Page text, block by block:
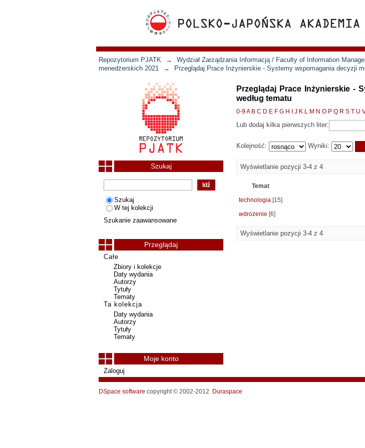
Repozytorium PJATK → Wydział Zarządzania Informacją / Faculty of Information
menedżerskich 2021
→ Przeglądaj Prace Inżynierskie - Systemy wspomagania decyzji
Przeglądaj Prace Inżynierskie -
według tematu
0-9A B C D E F G H J K L M N O P Q R S T U
Lub dodaj kilka pierwszych liter:
Kolejność: Wyniki:
Wyświetlanie pozycji 3-4 z 4
Temat
technologia [15]
wdrożenie [6]
Wyświetlanie pozycji 3-4 z 4
Szukaj
Szukaj
W tej kolekcji
Szukanie zaawansowane
Przeglądaj
Całe
Zbiory i kolekcje
Daty wydania
Autorzy
Tytuły
Tematy
Ta kolekcja
Daty wydania
Autorzy
Tytuły
Tematy
Moje konto
Zaloguj
DSpace software copyright © 2002-2012 Duraspace